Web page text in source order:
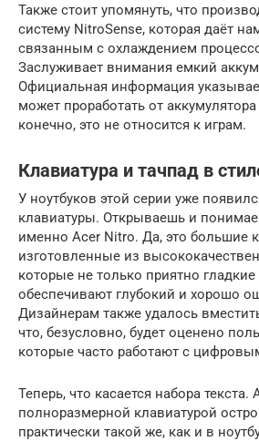
Также стоит упомянуть, что
систему NitroSense, которая даёт
связанным с охлаждением
Заслуживает внимания емкий
Официальная информация
может проработать от аккумулятора
конечно, это не относится к играм.
Клавиатура и тачпад в
У ноутбуков этой серии уже
клавиатуры. Открываешь и
именно Acer Nitro. Да, это большие
изготовленные из
которые не только приятно
обеспечивают глубокий и хорошо
Дизайнерам также удалось
что, безусловно, будет оценено
которые часто работают с
Теперь, что касается набора
полноразмерной клавиатурой
практически такой же, как и в